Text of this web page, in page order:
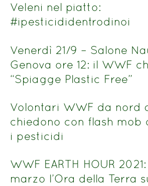
Veleni nel piatto:
#ipesticididentrodinoi
Venerdì 21/9 – Salone
Genova ore 12: il WWF
“Spiagge Plastic Free”
Volontari WWF da nord
chiedono con flash mob
i pesticidi
WWF EARTH HOUR
marzo l’Ora della Terra